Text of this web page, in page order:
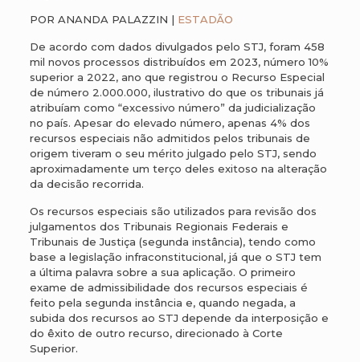
POR ANANDA PALAZZIN | ESTADÃO
De acordo com dados divulgados pelo STJ, foram 458
mil novos processos distribuídos em 2023, número 10%
superior a 2022, ano que registrou o Recurso Especial
de número 2.000.000, ilustrativo do que os tribunais já
atribuíam como “excessivo número” da judicialização
no país. Apesar do elevado número, apenas 4% dos
recursos especiais não admitidos pelos tribunais de
origem tiveram o seu mérito julgado pelo STJ, sendo
aproximadamente um terço deles exitoso na alteração
da decisão recorrida.
Os recursos especiais são utilizados para revisão dos
julgamentos dos Tribunais Regionais Federais e
Tribunais de Justiça (segunda instância), tendo como
base a legislação infraconstitucional, já que o STJ tem
a última palavra sobre a sua aplicação. O primeiro
exame de admissibilidade dos recursos especiais é
feito pela segunda instância e, quando negada, a
subida dos recursos ao STJ depende da interposição e
do êxito de outro recurso, direcionado à Corte
Superior.